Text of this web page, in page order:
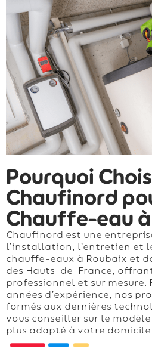
Pourquoi
Chaufinord
Chauffe-eau à
Chaufinord est une
l’installation, l’entretien et
chauffe-eaux à Roubaix et
des Hauts-de-France,
professionnel et sur mesure.
années d’expérience, nos
formés aux dernières
vous conseiller sur le
plus adapté à votre domicile